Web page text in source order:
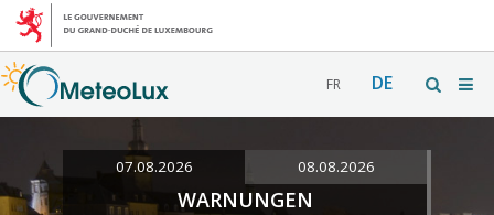
FR DE
07.08.2026 08.08.2026
WARNUNGEN